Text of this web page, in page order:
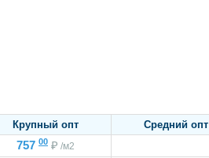
Крупный опт Средний опт
757 00 ₽ /м2